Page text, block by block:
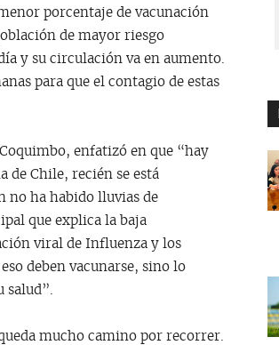
porcentaje de vacunación
de mayor riesgo
y su circulación va en aumento.
para que el contagio de estas
enfatizó en que “hay
de Chile, recién se está
no ha habido lluvias de
que explica la baja
viral de Influenza y los
deben vacunarse, sino lo
salud”.
mucho camino por recorrer.